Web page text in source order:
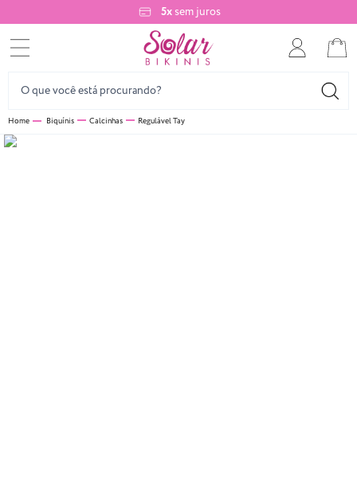
5xsem juros
Biquínis Calcinhas Regulável Tay